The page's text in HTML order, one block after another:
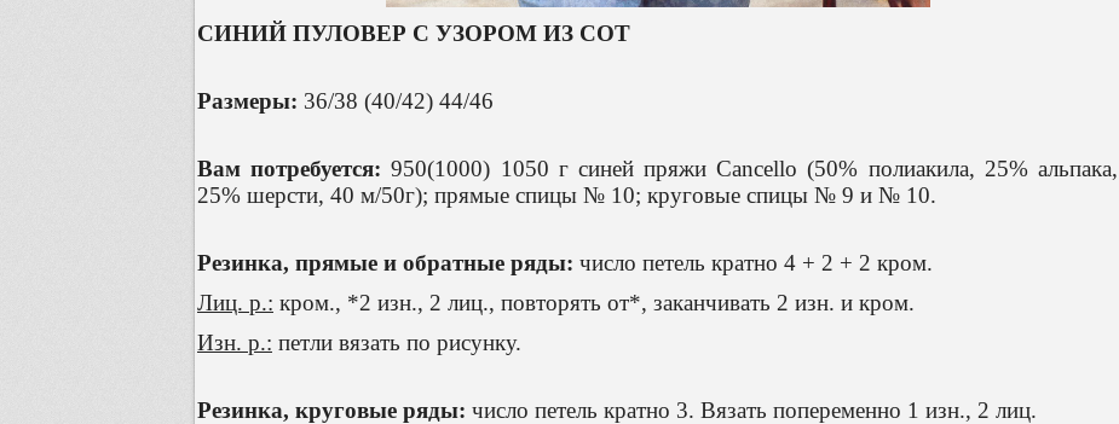
СИНИЙ ПУЛОВЕР С УЗОРОМ ИЗ СОТ
Размеры: 36/38 (40/42) 44/46
Вам потребуется: 950(1000) 1050 г синей пряжиCancello (50% полиакила, 25% альпака,
25% шерсти, 40 м/50г); прямые спицы № 10; круговые спицы № 9 и № 10.
Резинка, прямые и обратные ряды: число петель кратно 4 + 2 + 2 кром.
Лиц. р.: кром., *2 изн., 2 лиц., повторять от*, заканчивать 2 изн. и кром.
Изн. р.: петли вязать по рисунку.
Резинка, круговые ряды: число петель кратно 3. Вязать попеременно 1 изн., 2 лиц.